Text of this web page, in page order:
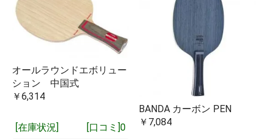
オールラウンドエボリュー
ション 中国式
￥6,314
[在庫状況] [口コミ]0
BANDA カーボン PEN
￥7,084